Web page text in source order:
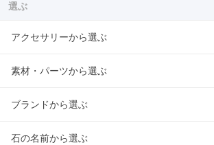
選ぶ
アクセサリーから選ぶ
素材・パーツから選ぶ
ブランドから選ぶ
石の名前から選ぶ